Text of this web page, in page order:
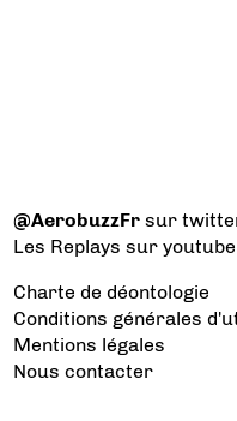
@AerobuzzFr sur
Les Replays sur youtube
Charte de déontologie
Conditions générales
Mentions légales
Nous contacter